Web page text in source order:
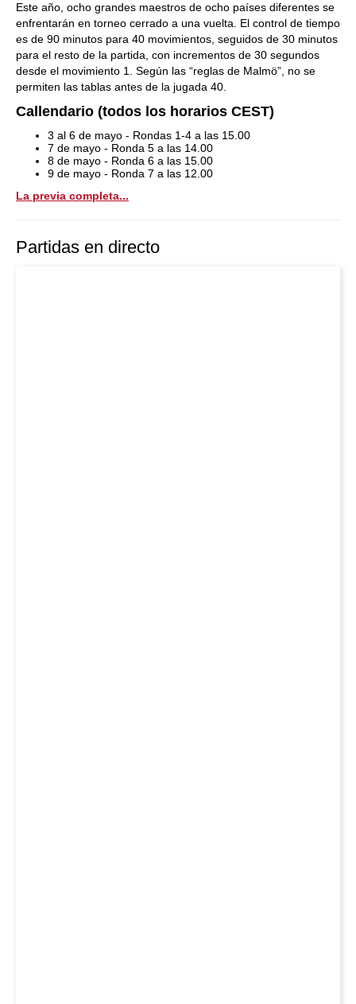
Este año, ocho grandes maestros de ocho países diferentes se
enfrentarán en torneo cerrado a una vuelta. El control de tiempo
es de 90 minutos para 40 movimientos, seguidos de 30 minutos
para el resto de la partida, con incrementos de 30 segundos
desde el movimiento 1. Según las “reglas de Malmö”, no se
permiten las tablas antes de la jugada 40.
Callendario (todos los horarios CEST)
3 al 6 de mayo - Rondas 1-4 a las 15.00
7 de mayo - Ronda 5 a las 14.00
8 de mayo - Ronda 6 a las 15.00
9 de mayo - Ronda 7 a las 12.00
La previa completa...
Partidas en directo